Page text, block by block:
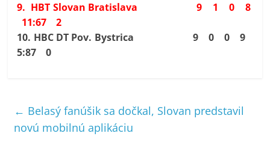
9. HBT Slovan Bratislava 9 1 0 8
11:67 2
10. HBC DT Pov. Bystrica 9 0 0 9
5:87 0
← Belasý fanúšik sa dočkal, Slovan predstavil
novú mobilnú aplikáciu